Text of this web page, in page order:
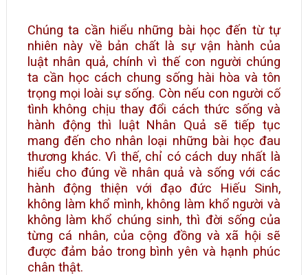
Chúng ta cần hiểu những bài học đến từ tự
nhiên này về bản chất là sự vận hành của
luật nhân quả, chính vì thế con người chúng
ta cần học cách chung sống hài hòa và tôn
trọng mọi loài sự sống. Còn nếu con người cố
tình không chịu thay đổi cách thức sống và
hành động thì luật Nhân Quả sẽ tiếp tục
mang đến cho nhân loại những bài học đau
thương khác. Vì thế, chỉ có cách duy nhất là
hiểu cho đúng về nhân quả và sống với các
hành động thiện với đạo đức Hiếu Sinh,
không làm khổ mình, không làm khổ người và
không làm khổ chúng sinh, thì đời sống của
từng cá nhân, của cộng đồng và xã hội sẽ
được đảm bảo trong bình yên và hạnh phúc
chân thật.